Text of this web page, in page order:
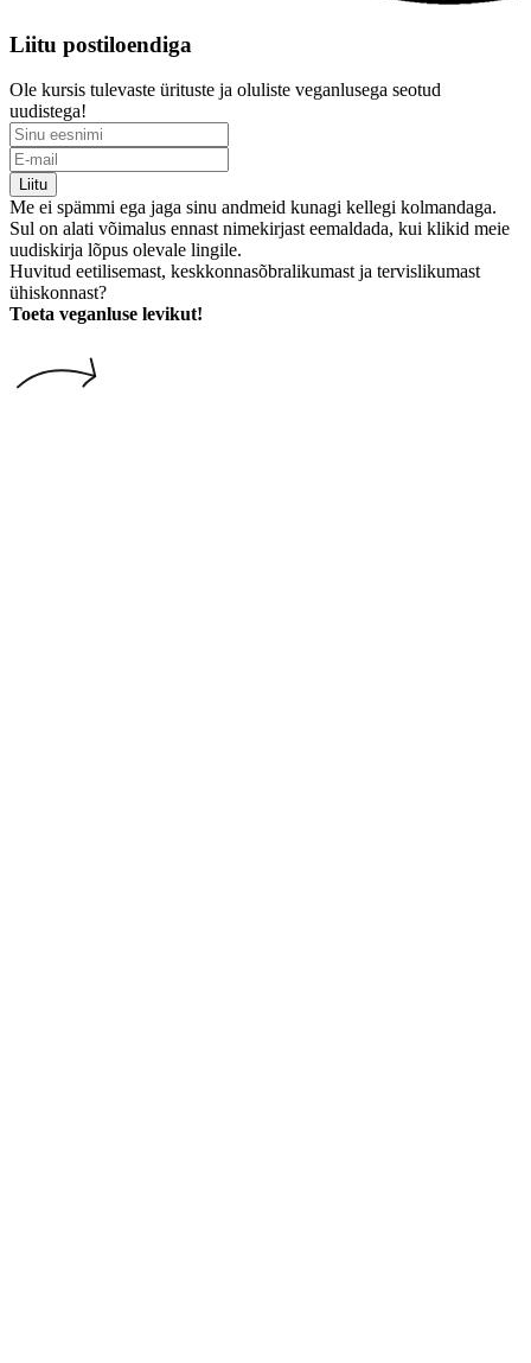
Liitu postiloendiga
Ole kursis tulevaste ürituste ja oluliste veganlusega seotud
uudistega!
Liitu
Me ei spämmi ega jaga sinu andmeid kunagi kellegi kolmandaga.
Sul on alati võimalus ennast nimekirjast eemaldada, kui klikid meie
uudiskirja lõpus olevale lingile.
Huvitud eetilisemast, keskkonnasõbralikumast ja tervislikumast
ühiskonnast?
Toeta veganluse levikut!